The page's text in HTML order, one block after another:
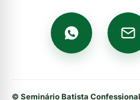
© Seminário Batista